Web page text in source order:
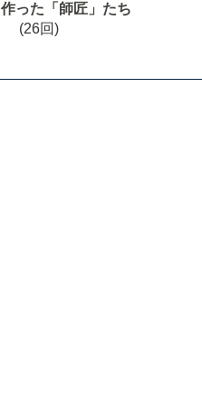
作った「師匠」たち
(26回)